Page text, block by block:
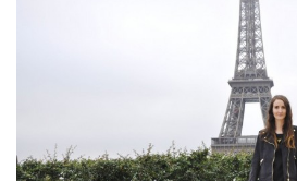
MON PROGRAMME DE YOGA EN LIGNE
DIVERSES BOX